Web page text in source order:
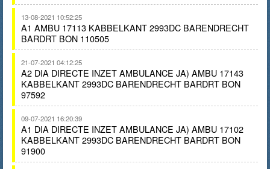
13-08-2021 10:52:25
A1 AMBU 17113 KABBELKANT 2993DC BARENDRECHT
BARDRT BON 110505
21-07-2021 04:12:25
A2 DIA DIRECTE INZET AMBULANCE JA) AMBU 17143
KABBELKANT 2993DC BARENDRECHT BARDRT BON
97592
09-07-2021 16:20:39
A1 DIA DIRECTE INZET AMBULANCE JA) AMBU 17102
KABBELKANT 2993DC BARENDRECHT BARDRT BON
91900